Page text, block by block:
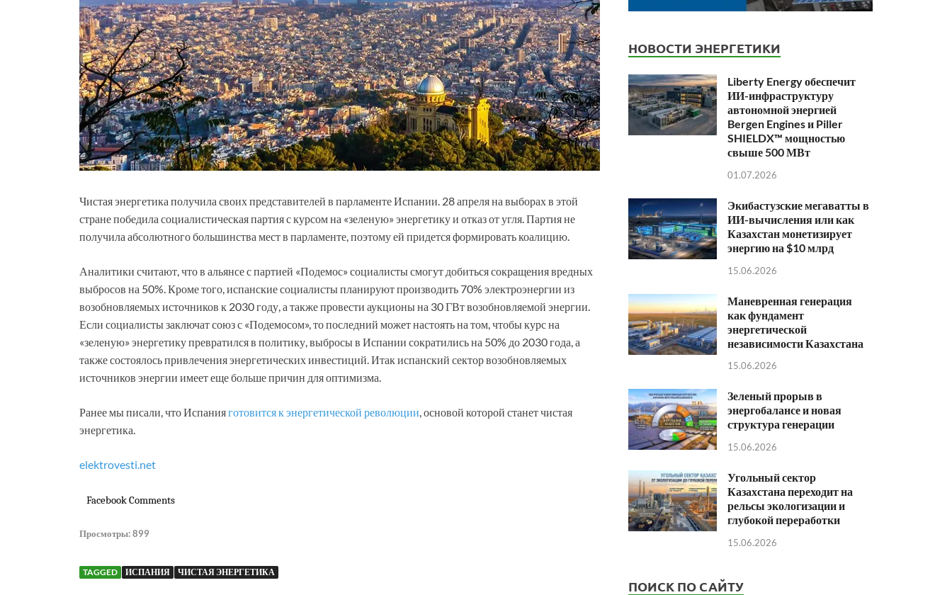
Чистая энергетика получила своих представителей в парламенте Испании. 28 апреля на выборах в этой
стране победила социалистическая партия с курсом на «зеленую» энергетику и отказ от угля. Партия не
получила абсолютного большинства мест в парламенте, поэтому ей придется формировать коалицию.
Аналитики считают, что в альянсе с партией «Подемос» социалисты смогут добиться сокращения вредных
выбросов на 50%. Кроме того, испанские социалисты планируют производить 70% электроэнергии из
возобновляемых источников к 2030 году, а также провести аукционы на 30 ГВт возобновляемой энергии.
Если социалисты заключат союз с «Подемосом», то последний может настоять на том, чтобы курс на
«зеленую» энергетику превратился в политику, выбросы в Испании сократились на 50% до 2030 года, а
также состоялось привлечения энергетических инвестиций. Итак испанский сектор возобновляемых
источников энергии имеет еще больше причин для оптимизма.
Ранее мы писали, что Испанияготовится к энергетической революции, основой которой станет чистая
энергетика.
elektrovesti.net
Facebook Comments
Просмотры:899
TAGGED ИСПАНИЯ ЧИСТАЯ ЭНЕРГЕТИКА
НОВОСТИ ЭНЕРГЕТИКИ
Liberty Energy обеспечит
ИИ-инфраструктуру
автономной энергией
Bergen Engines и Piller
SHIELDX™ мощностью
свыше 500 МВт
01.07.2026
Экибастузские мегаватты в
ИИ-вычисления или как
Казахстан монетизирует
энергию на $10 млрд
15.06.2026
Маневренная генерация
как фундамент
энергетической
независимости Казахстана
15.06.2026
Зеленый прорыв в
энергобалансе и новая
структура генерации
15.06.2026
Угольный сектор
Казахстана переходит на
рельсы экологизации и
глубокой переработки
15.06.2026
ПОИСК ПО САЙТУ